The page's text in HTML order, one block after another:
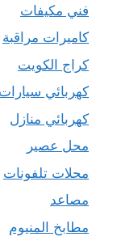
فني مكيفات
كاميرات مراقبة
كراج الكويت
كهربائي سيارات
كهربائي منازل
محل عصير
محلات تلفونات
مصاعد
مطابخ المنيوم